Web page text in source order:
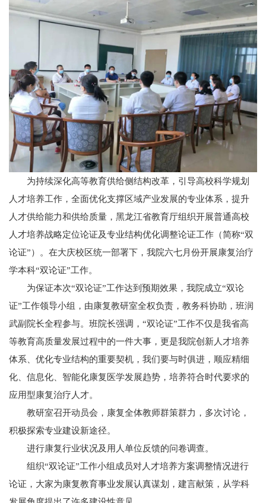
为持续深化高等教育供给侧结构改革，引导高校科学规划
人才培养工作，全面优化支撑区域产业发展的专业体系，提升
人才供给能力和供给质量，黑龙江省教育厅组织开展普通高校
人才培养战略定位论证及专业结构优化调整论证工作（简称“双
论证”）。在大庆校区统一部署下，我院六七月份开展康复治疗
学本科“双论证”工作。
为保证本次“双论证”工作达到预期效果，我院成立“双论
证”工作领导小组，由康复教研室全权负责，教务科协助，班润
武副院长全程参与。班院长强调，“双论证”工作不仅是我省高
等教育高质量发展过程中的一件大事，更是我院创新人才培养
体系、优化专业结构的重要契机，我们要与时俱进，顺应精细
化、信息化、智能化康复医学发展趋势，培养符合时代要求的
应用型康复治疗人才。
教研室召开动员会，康复全体教师群策群力，多次讨论，
积极探索专业建设新途径。
进行康复行业状况及用人单位反馈的问卷调查。
组织“双论证”工作小组成员对人才培养方案调整情况进行
论证，大家为康复教育事业发展认真谋划，建言献策，从学科